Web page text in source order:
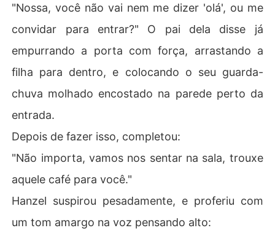
"Nossa, você não vai nem me dizer 'olá', ou me
convidar para entrar?" O pai dela disse já
empurrando a porta com força, arrastando a
filha para dentro, e colocando o seu guarda-
chuva molhado encostado na parede perto da
entrada.
Depois de fazer isso, completou:
"Não importa, vamos nos sentar na sala, trouxe
aquele café para você."
Hanzel suspirou pesadamente, e proferiu com
um tom amargo na voz pensando alto: